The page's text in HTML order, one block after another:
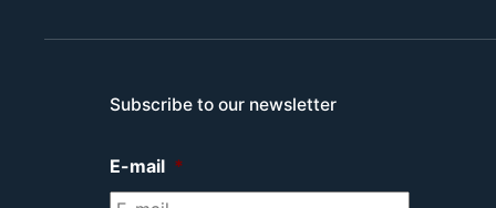
Subscribe to our newsletter
E-mail *